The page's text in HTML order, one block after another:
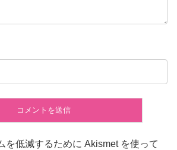
を低減するために Akismet を使って